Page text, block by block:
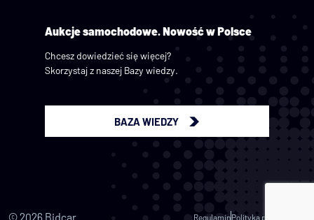
Aukcje samochodowe.Nowość w Polsce
Chcesz dowiedzieć się więcej?
Skorzystaj z naszej Bazy wiedzy.
BAZA WIEDZY
© 2026 Bidcar RegulaminPolityka prywatności